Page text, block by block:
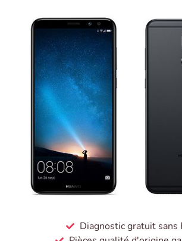
Diagnostic gratuit sans